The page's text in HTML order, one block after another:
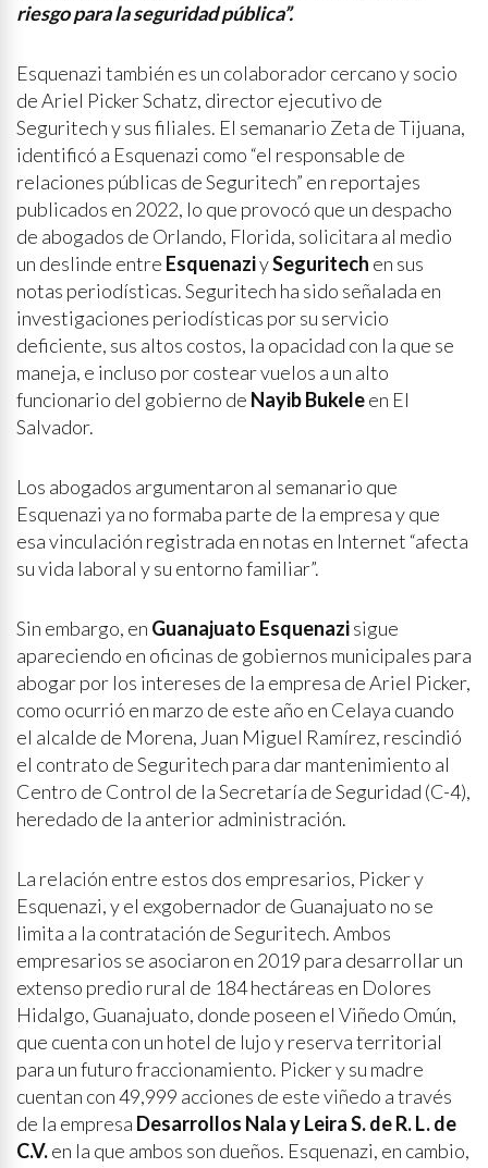
riesgo para la seguridad pública”.
Esquenazi también es un colaborador cercano y socio
de Ariel Picker Schatz, director ejecutivo de
Seguritech y sus filiales. El semanario Zeta de Tijuana,
identificó a Esquenazi como “el responsable de
relaciones públicas de Seguritech” en reportajes
publicados en 2022, lo que provocó que un despacho
de abogados de Orlando, Florida, solicitara al medio
un deslinde entre EsquenaziySeguritech en sus
notas periodísticas. Seguritech ha sido señalada en
investigaciones periodísticas por su servicio
deficiente, sus altos costos, la opacidad con la que se
maneja, e incluso por costear vuelos a un alto
funcionario del gobierno de Nayib Bukeleen El
Salvador.
Los abogados argumentaron al semanario que
Esquenazi ya no formaba parte de la empresa y que
esa vinculación registrada en notas en Internet “afecta
su vida laboral y su entorno familiar”.
Sin embargo, en Guanajuato Esquenazisigue
apareciendo en oficinas de gobiernos municipales para
abogar por los intereses de la empresa de Ariel Picker,
como ocurrió en marzo de este año en Celaya cuando
el alcalde de Morena, Juan Miguel Ramírez, rescindió
el contrato de Seguritech para dar mantenimiento al
Centro de Control de la Secretaría de Seguridad (C-4),
heredado de la anterior administración.
La relación entre estos dos empresarios, Picker y
Esquenazi, y el exgobernador de Guanajuato no se
limita a la contratación de Seguritech. Ambos
empresarios se asociaron en 2019 para desarrollar un
extenso predio rural de 184 hectáreas en Dolores
Hidalgo, Guanajuato, donde poseen el Viñedo Omún,
que cuenta con un hotel de lujo y reserva territorial
para un futuro fraccionamiento. Picker y su madre
cuentan con 49,999 acciones de este viñedo a través
de la empresa Desarrollos Nala y Leira S. de R. L. de
C.V.en la que ambos son dueños. Esquenazi, en cambio,